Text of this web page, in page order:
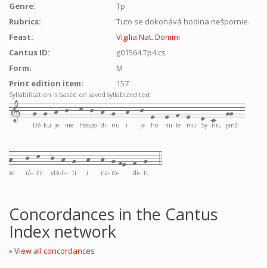
Genre:
Tp
Rubrics:
Tuto se dokonává hodina nešpornie.
Feast:
Vigilia Nat. Domini
Cantus ID:
g01564.Tp4:cs
Form:
M
Print edition item:
157
Syllabification is based on saved syllabized text.
1---g--
Dě-g--
ku-h--
je- j---
me k--
Hos-j--
po- h--
di- g---
nu h---
i j--
je- e---
ho e--
mi- f--
lé- e---
mu d--
Sy- c---
nu, gg---
jenž
h7---
se j--
rá- k---
čil j--
vtě-h--
li- g---
ti h---
i h--
na- g-fe--
ro- f--
di- g---
ti. 4
Concordances in the Cantus
Index network
» View all concordances